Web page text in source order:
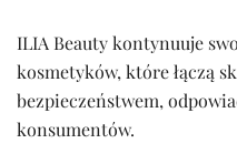
ILIA Beauty kontynuuje
kosmetyków, które łączą
bezpieczeństwem,
konsumentów.